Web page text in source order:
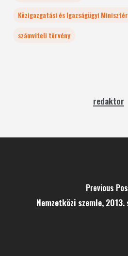
Közigazgatási és Igazságügyi
számviteli törvény
redaktor
Previous
Nemzetközi szemle,